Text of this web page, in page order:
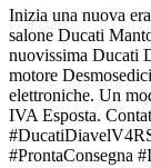
Inizia una nuova
salone Ducati
nuovissima Ducati
motore
elettroniche. Un
IVA Esposta.
#ProntaConsegna